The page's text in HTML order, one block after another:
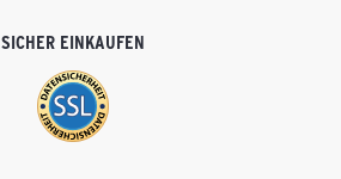
SICHER EINKAUFEN